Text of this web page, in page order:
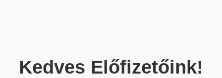
Kedves Előfizetőink!